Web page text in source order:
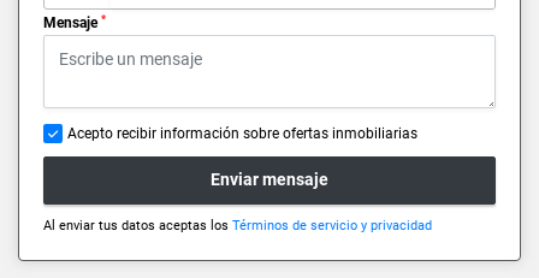
Mensaje *
Acepto recibir información sobre ofertas inmobiliarias
Enviar mensaje
Al enviar tus datos aceptas los Términos de servicio y privacidad